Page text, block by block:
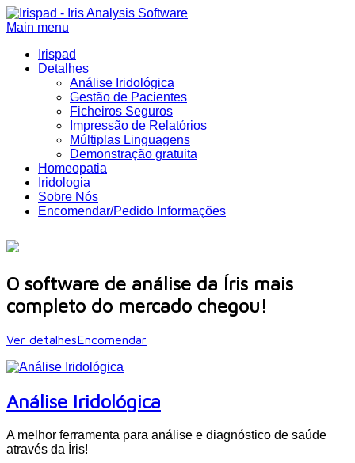
Main menu
Irispad
Detalhes
Análise Iridológica
Gestão de Pacientes
Ficheiros Seguros
Impressão de Relatórios
Múltiplas Linguagens
Demonstração gratuita
Homeopatia
Iridologia
Sobre Nós
Encomendar/Pedido Informações
O software de análise da Íris mais
completo do mercado chegou!
Ver detalhesEncomendar
Análise Iridológica
A melhor ferramenta para análise e diagnóstico de saúde
através da Íris!